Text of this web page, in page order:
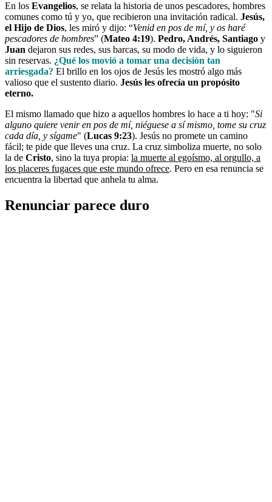
En los Evangelios, se relata la historia de unos pescadores, hombres
comunes como tú y yo, que recibieron una invitación radical. Jesús,
el Hijo de Dios, les miró y dijo: “Venid en pos de mí, y os haré
pescadores de hombres” (Mateo 4:19). Pedro, Andrés, Santiago y
Juan dejaron sus redes, sus barcas, su modo de vida, y lo siguieron
sin reservas. ¿Qué los movió a tomar una decisión tan
arriesgada? El brillo en los ojos de Jesús les mostró algo más
valioso que el sustento diario. Jesús les ofrecía un propósito
eterno.
El mismo llamado que hizo a aquellos hombres lo hace a ti hoy: "Si
alguno quiere venir en pos de mí, niéguese a sí mismo, tome su cruz
cada día, y sígame" (Lucas 9:23). Jesús no promete un camino
fácil; te pide que lleves una cruz. La cruz simboliza muerte, no solo
la de Cristo, sino la tuya propia: la muerte al egoísmo, al orgullo, a
los placeres fugaces que este mundo ofrece. Pero en esa renuncia se
encuentra la libertad que anhela tu alma.
Renunciar parece duro